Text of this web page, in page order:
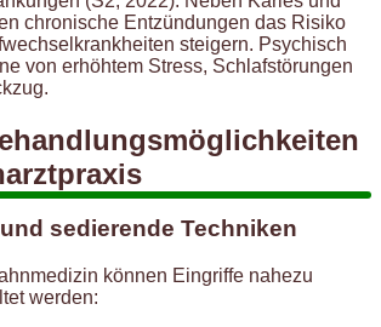
chronische Entzündungen das Risiko
steigern. Psychisch
von erhöhtem Stress, Schlafstörungen
sedierende Techniken
können Eingriffe nahezu
werden: